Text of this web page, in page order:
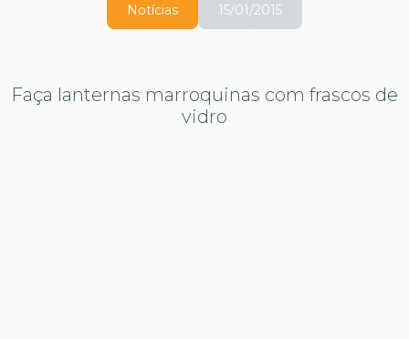
Notícias 15/01/2015
Faça lanternas marroquinas com frascos de
vidro